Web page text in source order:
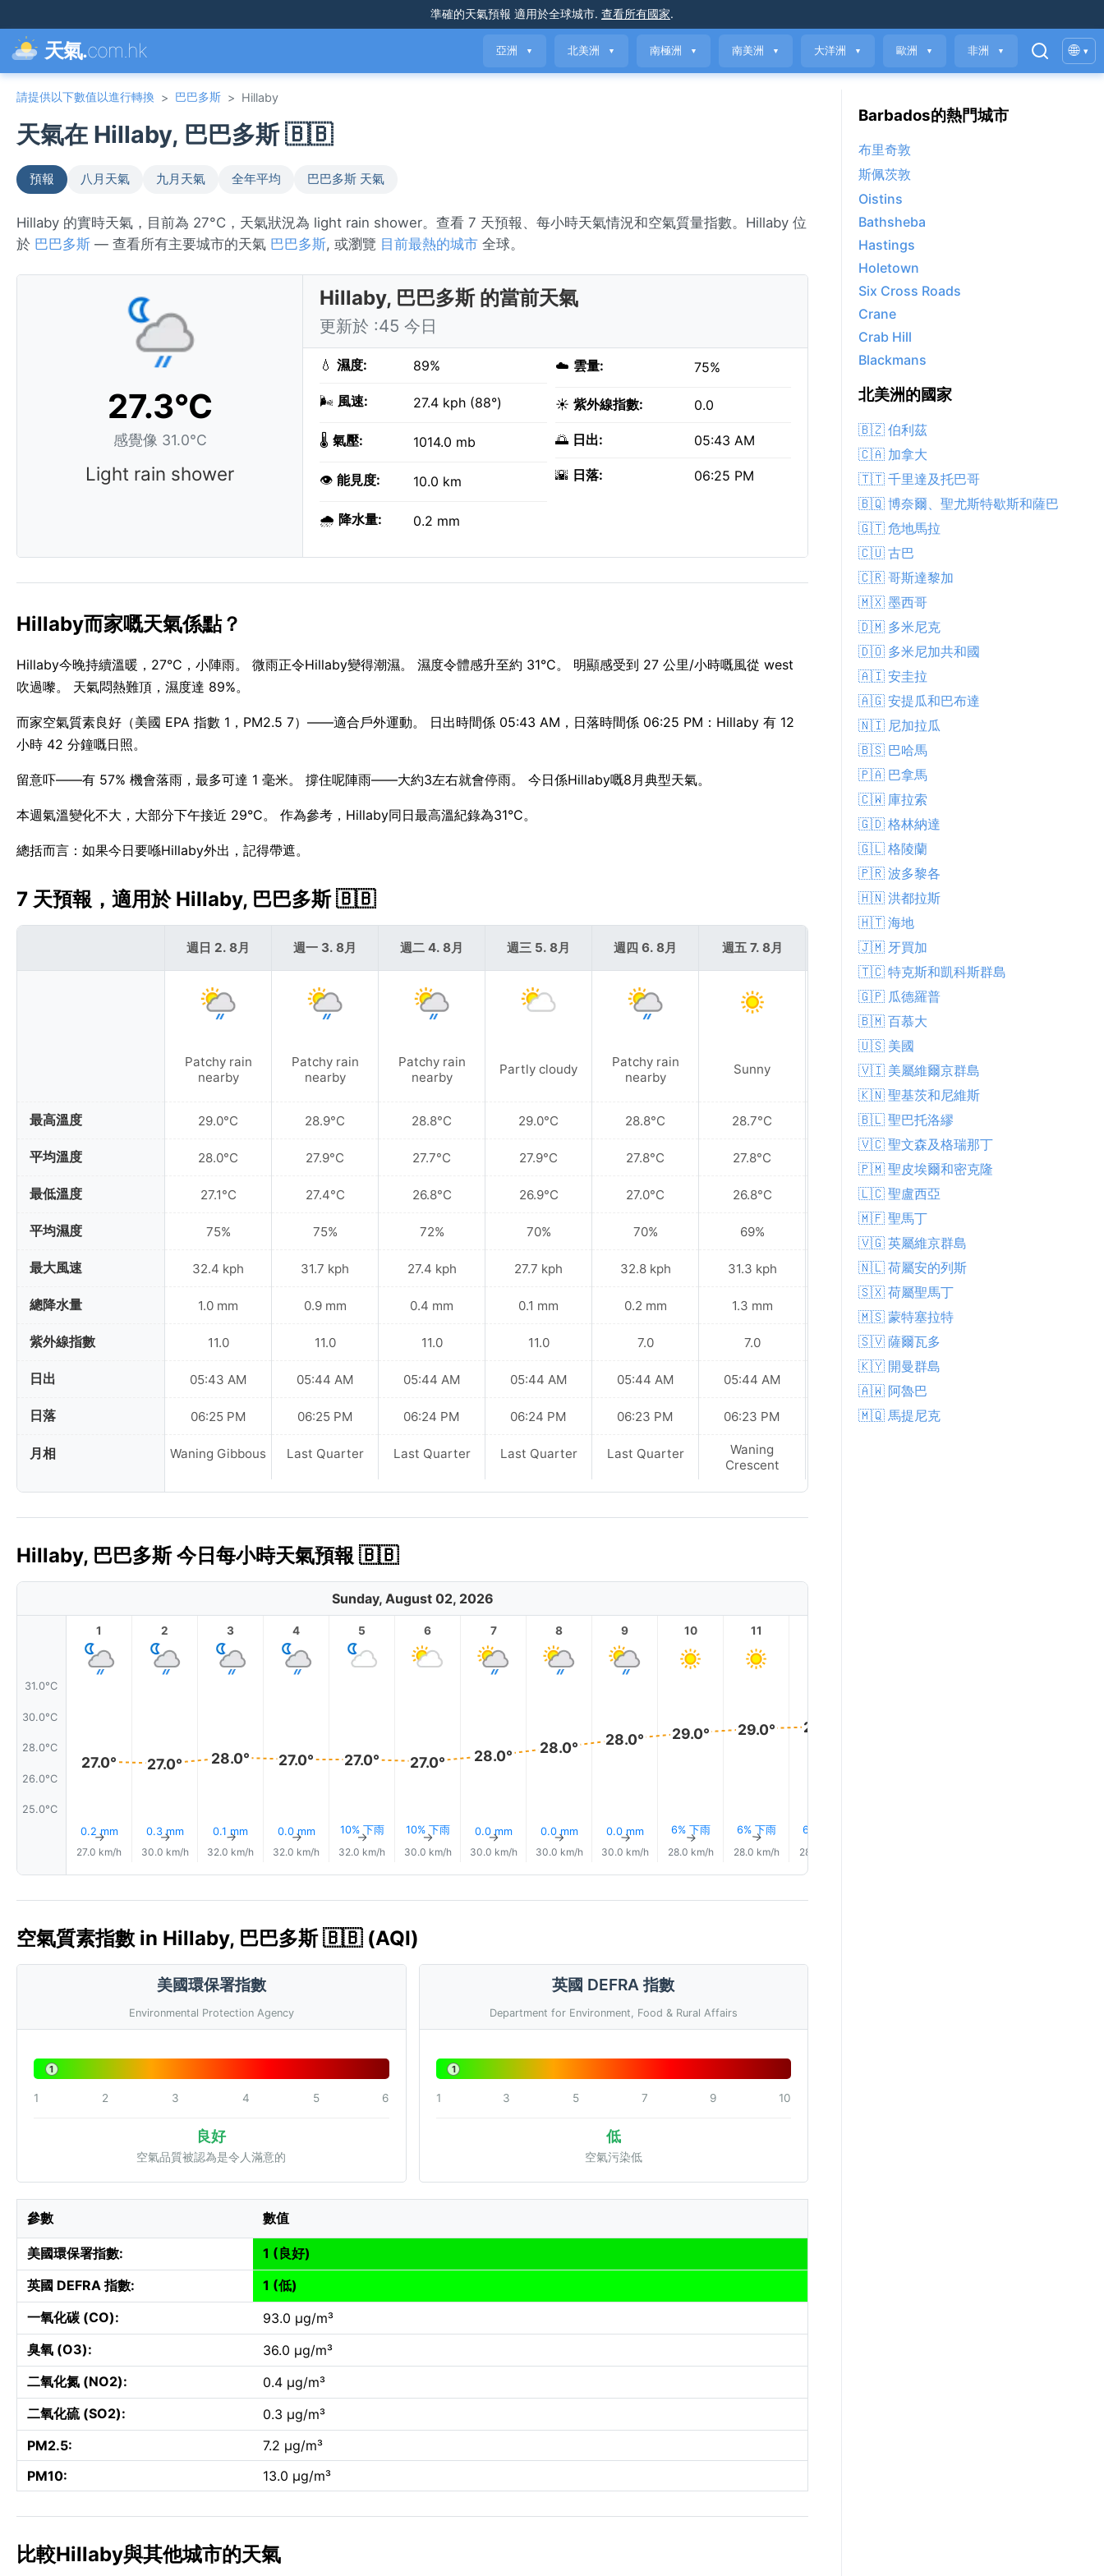
準確的天氣預報 適用於全球城市. 查看所有國家.
天氣.com.hk 亞洲 ▼ 北美洲 ▼ 南極洲 ▼ 南美洲 ▼ 大洋洲 ▼ 歐洲 ▼ 非洲 ▼ 🌐 ▾
請提供以下數值以進行轉換 > 巴巴多斯 > Hillaby
天氣在 Hillaby, 巴巴多斯 🇧🇧
預報 八月天氣 九月天氣 全年平均 巴巴多斯 天氣
Hillaby 的實時天氣，目前為 27°C，天氣狀況為 light rain shower。查看 7 天預報、每小時天氣情況和空氣質量指數。Hillaby 位
於 巴巴多斯 — 查看所有主要城市的天氣 巴巴多斯, 或瀏覽 目前最熱的城市 全球。
27.3°C
感覺像 31.0°C
Light rain shower
Hillaby, 巴巴多斯 的當前天氣
更新於 :45 今日
💧 濕度: 89%
🌬️ 風速: 27.4 kph (88°)
🌡️ 氣壓: 1014.0 mb
👁️ 能見度: 10.0 km
🌧️ 降水量: 0.2 mm
☁️ 雲量: 75%
☀️ 紫外線指數: 0.0
🌅 日出: 05:43 AM
🌇 日落: 06:25 PM
Hillaby而家嘅天氣係點？
Hillaby今晚持續溫暖，27°C，小陣雨。 微雨正令Hillaby變得潮濕。 濕度令體感升至約 31°C。 明顯感受到 27 公里/小時嘅風從 west
吹過嚟。 天氣悶熱難頂，濕度達 89%。
而家空氣質素良好（美國 EPA 指數 1，PM2.5 7）——適合戶外運動。 日出時間係 05:43 AM，日落時間係 06:25 PM：Hillaby 有 12
小時 42 分鐘嘅日照。
留意吓——有 57% 機會落雨，最多可達 1 毫米。 撐住呢陣雨——大約3左右就會停雨。 今日係Hillaby嘅8月典型天氣。
本週氣溫變化不大，大部分下午接近 29°C。 作為參考，Hillaby同日最高溫紀錄為31°C。
總括而言：如果今日要喺Hillaby外出，記得帶遮。
7 天預報，適用於 Hillaby, 巴巴多斯 🇧🇧
最高溫度
平均溫度
最低溫度
平均濕度
最大風速
總降水量
紫外線指數
日出
日落
月相
週日 2. 8月
Patchy rain
nearby
29.0°C
28.0°C
27.1°C
75%
32.4 kph
1.0 mm
11.0
05:43 AM
06:25 PM
Waning Gibbous
週一 3. 8月
Patchy rain
nearby
28.9°C
27.9°C
27.4°C
75%
31.7 kph
0.9 mm
11.0
05:44 AM
06:25 PM
Last Quarter
週二 4. 8月
Patchy rain
nearby
28.8°C
27.7°C
26.8°C
72%
27.4 kph
0.4 mm
11.0
05:44 AM
06:24 PM
Last Quarter
週三 5. 8月
Partly cloudy
29.0°C
27.9°C
26.9°C
70%
27.7 kph
0.1 mm
11.0
05:44 AM
06:24 PM
Last Quarter
週四 6. 8月
Patchy rain
nearby
28.8°C
27.8°C
27.0°C
70%
32.8 kph
0.2 mm
7.0
05:44 AM
06:23 PM
Last Quarter
週五 7. 8月
Sunny
28.7°C
27.8°C
26.8°C
69%
31.3 kph
1.3 mm
7.0
05:44 AM
06:23 PM
Waning
Crescent
週六 8. 8月
Sunny
29.3°C
27.3°C
32.0 kph
7.0
06:23 PM
Hillaby, 巴巴多斯 今日每小時天氣預報 🇧🇧
Sunday, August 02, 2026
31.0°C
30.0°C
28.0°C
26.0°C
25.0°C
1
27.0°
0.2 mm
↑
27.0 km/h
2
27.0°
0.3 mm
↑
30.0 km/h
3
28.0°
0.1 mm
↑
32.0 km/h
4
27.0°
0.0 mm
↑
32.0 km/h
5
27.0°
10% 下雨
↑
32.0 km/h
6
27.0°
10% 下雨
↑
30.0 km/h
7
28.0°
0.0 mm
↑
30.0 km/h
8
28.0°
0.0 mm
↑
30.0 km/h
9
28.0°
0.0 mm
↑
30.0 km/h
10
29.0°
6% 下雨
↑
28.0 km/h
11
29.0°
6% 下雨
↑
28.0 km/h
29.0°
6% 下雨
28.0 km/h
空氣質素指數 in Hillaby, 巴巴多斯 🇧🇧 (AQI)
美國環保署指數
Environmental Protection Agency
1
1 2 3 4 5 6
良好
空氣品質被認為是令人滿意的
英國 DEFRA 指數
Department for Environment, Food & Rural Affairs
1
1 3 5 7 9 10
低
空氣污染低
參數 數值
美國環保署指數:
1 (良好)
英國 DEFRA 指數:
1 (低)
一氧化碳 (CO):
93.0 µg/m³
臭氧 (O3):
36.0 µg/m³
二氧化氮 (NO2):
0.4 µg/m³
二氧化硫 (SO2):
0.3 µg/m³
PM2.5:
7.2 µg/m³
PM10:
13.0 µg/m³
比較Hillaby與其他城市的天氣
Barbados的熱門城市
布里奇敦
斯佩茨敦
Oistins
Bathsheba
Hastings
Holetown
Six Cross Roads
Crane
Crab Hill
Blackmans
北美洲的國家
🇧🇿 伯利茲
🇨🇦 加拿大
🇹🇹 千里達及托巴哥
🇧🇶 博奈爾、聖尤斯特歇斯和薩巴
🇬🇹 危地馬拉
🇨🇺 古巴
🇨🇷 哥斯達黎加
🇲🇽 墨西哥
🇩🇲 多米尼克
🇩🇴 多米尼加共和國
🇦🇮 安圭拉
🇦🇬 安提瓜和巴布達
🇳🇮 尼加拉瓜
🇧🇸 巴哈馬
🇵🇦 巴拿馬
🇨🇼 庫拉索
🇬🇩 格林納達
🇬🇱 格陵蘭
🇵🇷 波多黎各
🇭🇳 洪都拉斯
🇭🇹 海地
🇯🇲 牙買加
🇹🇨 特克斯和凱科斯群島
🇬🇵 瓜德羅普
🇧🇲 百慕大
🇺🇸 美國
🇻🇮 美屬維爾京群島
🇰🇳 聖基茨和尼維斯
🇧🇱 聖巴托洛繆
🇻🇨 聖文森及格瑞那丁
🇵🇲 聖皮埃爾和密克隆
🇱🇨 聖盧西亞
🇲🇫 聖馬丁
🇻🇬 英屬維京群島
🇳🇱 荷屬安的列斯
🇸🇽 荷屬聖馬丁
🇲🇸 蒙特塞拉特
🇸🇻 薩爾瓦多
🇰🇾 開曼群島
🇦🇼 阿魯巴
🇲🇶 馬提尼克